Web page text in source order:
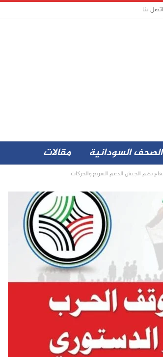
اتصل بنا
السودانية مقالات
يضم الجيش الدعم السريع والحركات